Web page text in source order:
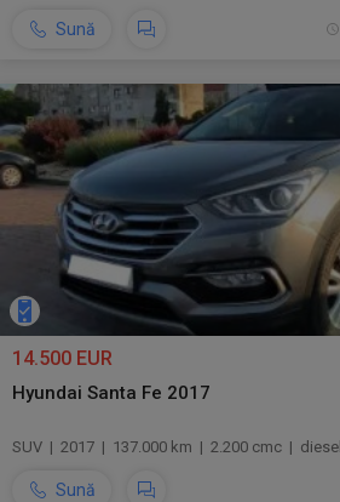
Sună
14.500 EUR
Hyundai Santa Fe 2017
SUV | 2017 | 137.000 km | 2.200 cmc | diesel
Sună